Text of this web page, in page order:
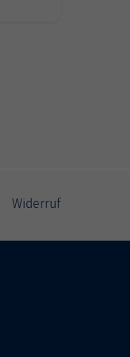
Widerruf